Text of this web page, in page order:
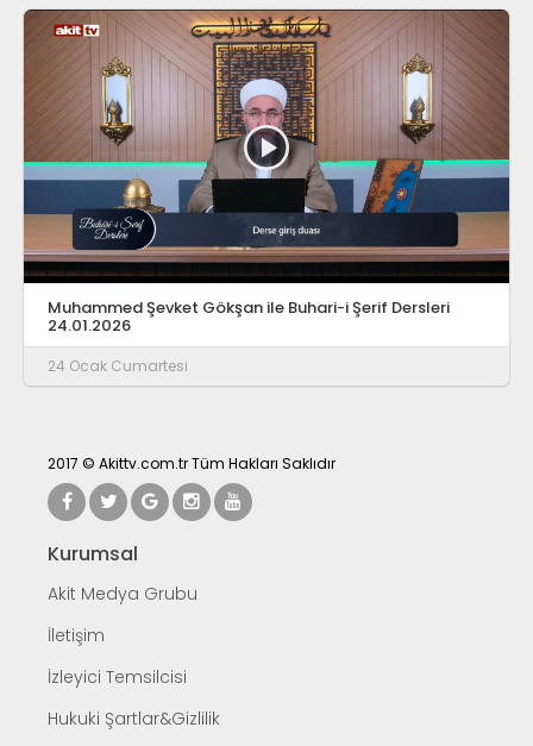
Muhammed Şevket Gökşan ile Buhari-i Şerif Dersleri
24.01.2026
24 Ocak Cumartesi
2017 © Akittv.com.tr Tüm Hakları Saklıdır
Kurumsal
Akit Medya Grubu
İletişim
İzleyici Temsilcisi
Hukuki Şartlar&Gizlilik